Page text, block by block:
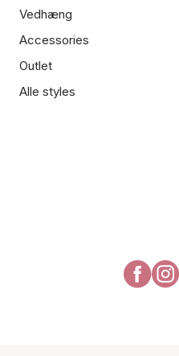
Vedhæng
Accessories
Outlet
Alle styles